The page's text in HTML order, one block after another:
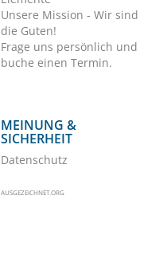
Unsere Mission - Wir sind
die Guten!
Frage uns persönlich und
buche einen Termin.
MEINUNG &
SICHERHEIT
Datenschutz
AUSGEZEICHNET.ORG